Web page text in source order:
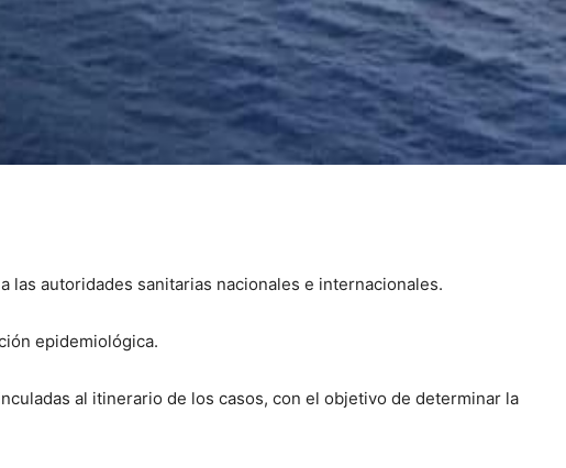
autoridades sanitarias nacionales e internacionales.
epidemiológica.
al itinerario de los casos, con el objetivo de determinar la